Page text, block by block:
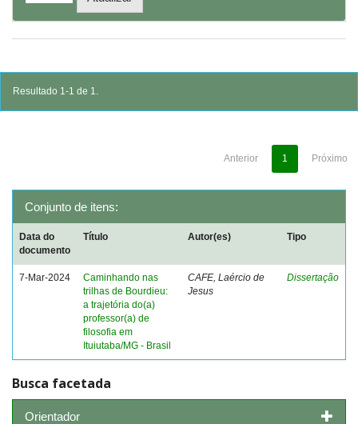
Resultado 1-1 de 1.
Anterior 1 Próximo
Conjunto de itens:
Data do
documento
Título Autor(es) Tipo
7-Mar-2024
Caminhando nas
trilhas de Bourdieu:
a trajetória do(a)
professor(a) de
filosofia em
Ituiutaba/MG - Brasil
CAFE, Laércio de
Jesus
Dissertação
Busca facetada
Orientador